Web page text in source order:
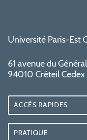
Université Paris-Est
61 avenue du
94010 Créteil Cedex
ACCÈS RAPIDES
PRATIQUE